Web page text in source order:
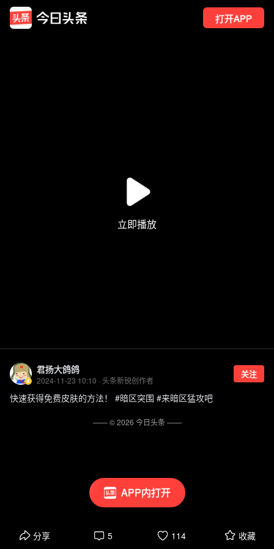
打开APP
APP内打开
君扬大鸽鸽
2024-11-23 10:10 · 头条新锐创作者
关注
快速获得免费皮肤的方法！ #暗区突围 #来暗区猛攻吧
分享 5 114 收藏
—— ©2026 今日头条——